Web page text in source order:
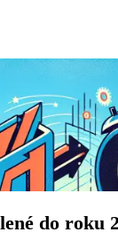
do roku